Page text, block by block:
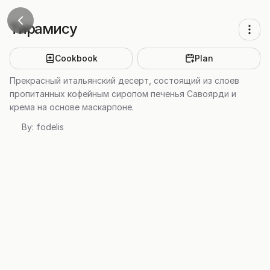
Тирамису
Cookbook Plan
Прекрасный итальянский десерт, состоящий из слоев
пропитанных кофейным сиропом печенья Савоярди и
крема на основе маскарпоне.
By: fodelis